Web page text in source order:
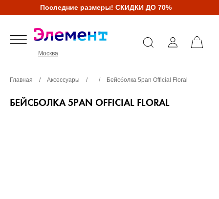
Последние размеры! СКИДКИ ДО 70%
Москва
Главная / Аксессуары / / Бейсболка 5pan Official Floral
БЕЙСБОЛКА 5PAN OFFICIAL FLORAL